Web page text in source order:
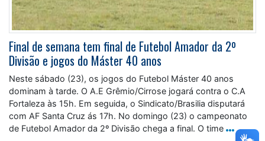
Final de semana tem final de Futebol Amador da 2º
Divisão e jogos do Máster 40 anos
Neste sábado (23), os jogos do Futebol Máster 40 anos
dominam à tarde. O A.E Grêmio/Cirrose jogará contra o C.A
Fortaleza às 15h. Em seguida, o Sindicato/Brasilia disputará
com AF Santa Cruz ás 17h. No domingo (23) o campeonato
de Futebol Amador da 2º Divisão chega a final. O time